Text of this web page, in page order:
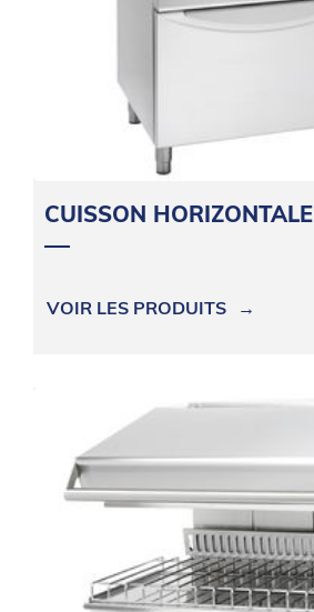
CUISSON HORIZONTALE
VOIR LES PRODUITS